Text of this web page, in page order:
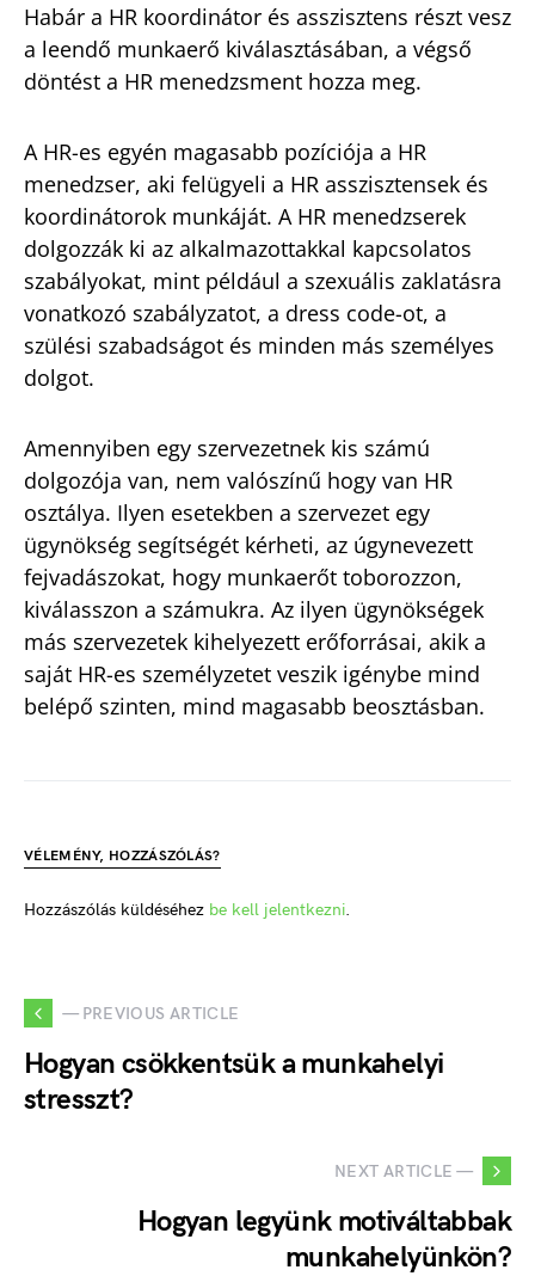
Habár a HR koordinátor és asszisztens részt vesz
a leendő munkaerő kiválasztásában, a végső
döntést a HR menedzsment hozza meg.
A HR-es egyén magasabb pozíciója a HR
menedzser, aki felügyeli a HR asszisztensek és
koordinátorok munkáját. A HR menedzserek
dolgozzák ki az alkalmazottakkal kapcsolatos
szabályokat, mint például a szexuális zaklatásra
vonatkozó szabályzatot, a dress code-ot, a
szülési szabadságot és minden más személyes
dolgot.
Amennyiben egy szervezetnek kis számú
dolgozója van, nem valószínű hogy van HR
osztálya. Ilyen esetekben a szervezet egy
ügynökség segítségét kérheti, az úgynevezett
fejvadászokat, hogy munkaerőt toborozzon,
kiválasszon a számukra. Az ilyen ügynökségek
más szervezetek kihelyezett erőforrásai, akik a
saját HR-es személyzetet veszik igénybe mind
belépő szinten, mind magasabb beosztásban.
VÉLEMÉNY, HOZZÁSZÓLÁS?
Hozzászólás küldéséhez be kell jelentkezni.
— PREVIOUS ARTICLE
Hogyan csökkentsük a munkahelyi
stresszt?
NEXT ARTICLE —
Hogyan legyünk motiváltabbak
munkahelyünkön?